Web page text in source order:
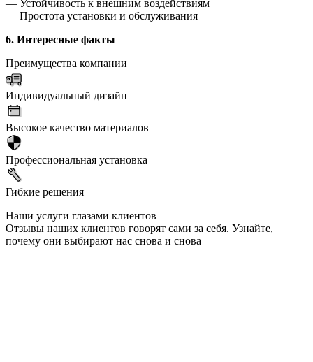
— Устойчивость к внешним воздействиям
— Простота установки и обслуживания
6. Интересные факты
Преимущества компании
Индивидуальный дизайн
Высокое качество материалов
Профессиональная установка
Гибкие решения
Наши услуги глазами клиентов
Отзывы наших клиентов говорят сами за себя. Узнайте,
почему они выбирают нас снова и снова